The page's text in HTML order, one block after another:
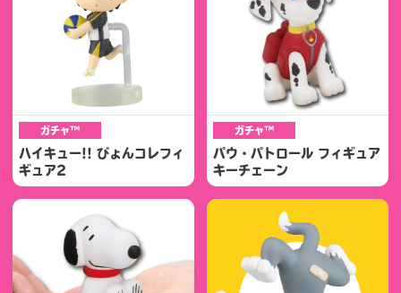
ガチャ™
ハイキュー!! ぴょんコレフィ
ギュア2
ガチャ™
パウ・パトロール フィギュア
キーチェーン